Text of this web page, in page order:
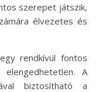
szerepet játszik,
élvezetes és
rendkívül fontos
A
biztosítható a